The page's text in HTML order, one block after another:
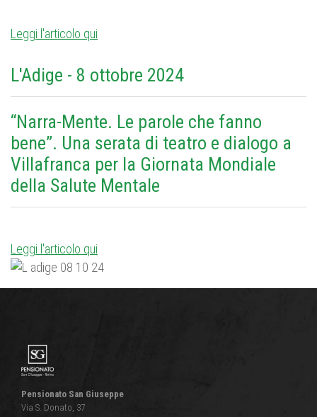
Leggi l'articolo qui
L'Adige - 8 ottobre 2024
“Narra-Mente. Le parole che fanno
bene”. Una serata di teatro e dialogo a
Villafranca per la Giornata Mondiale
della Salute Mentale
Leggi l'articolo qui
Pensionato San Giuseppe
Via S. Donato, 37